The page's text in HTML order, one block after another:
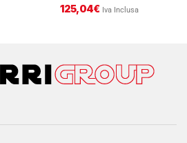
125,04€ Iva Inclusa